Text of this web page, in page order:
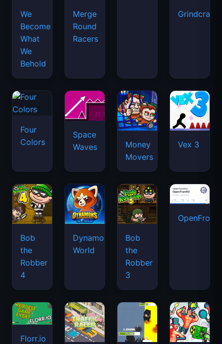
We
Become
What
We
Behold
Merge
Round
Racers
Grindcraft
Four
Colors
Space
Waves
Money
Movers
Vex 3
Bob
the
Robber
4
Dynamons
World
Bob
the
Robber
3
Florr.io